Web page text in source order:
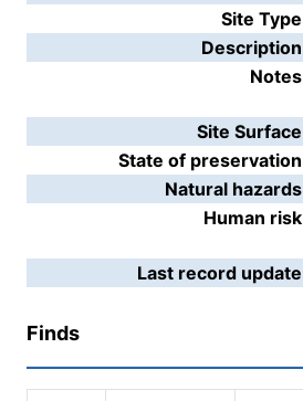
Site Type
Description
Notes
Site Surface
State of preservation
Natural hazards
Human risk
Last record update
Finds